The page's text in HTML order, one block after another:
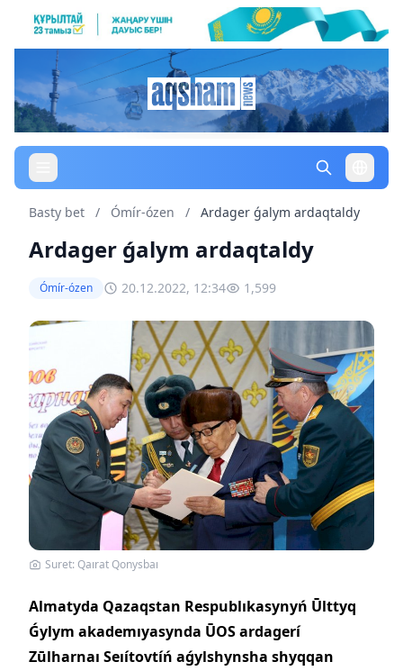
Basty bet / Ómír-ózen / Ardager ǵalym ardaqtaldy
Ardager ǵalym ardaqtaldy
Ómír-ózen 20.12.2022, 12:34 1,599
Suret: Qaırat Qonysbaı
Almatyda Qazaqstan Respublıkasynyń Ūlttyq
Ǵylym akademıyasynda ŪOS ardagerí
Zūlharnaı Seıítovtíń aǵylshynsha shyqqan